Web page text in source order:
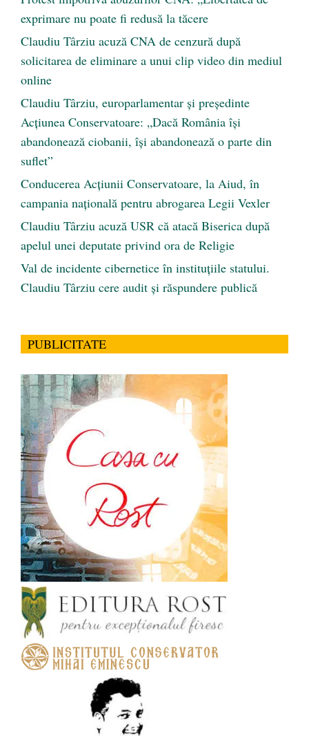
exprimare nu poate fi redusă la tăcere
Claudiu Târziu acuză CNA de cenzură după
solicitarea de eliminare a unui clip video din mediul
online
Claudiu Târziu, europarlamentar și președinte
Acțiunea Conservatoare: „Dacă România își
abandonează ciobanii, își abandonează o parte din
suflet”
Conducerea Acțiunii Conservatoare, la Aiud, în
campania națională pentru abrogarea Legii Vexler
Claudiu Târziu acuză USR că atacă Biserica după
apelul unei deputate privind ora de Religie
Val de incidente cibernetice în instituțiile statului.
Claudiu Târziu cere audit și răspundere publică
PUBLICITATE